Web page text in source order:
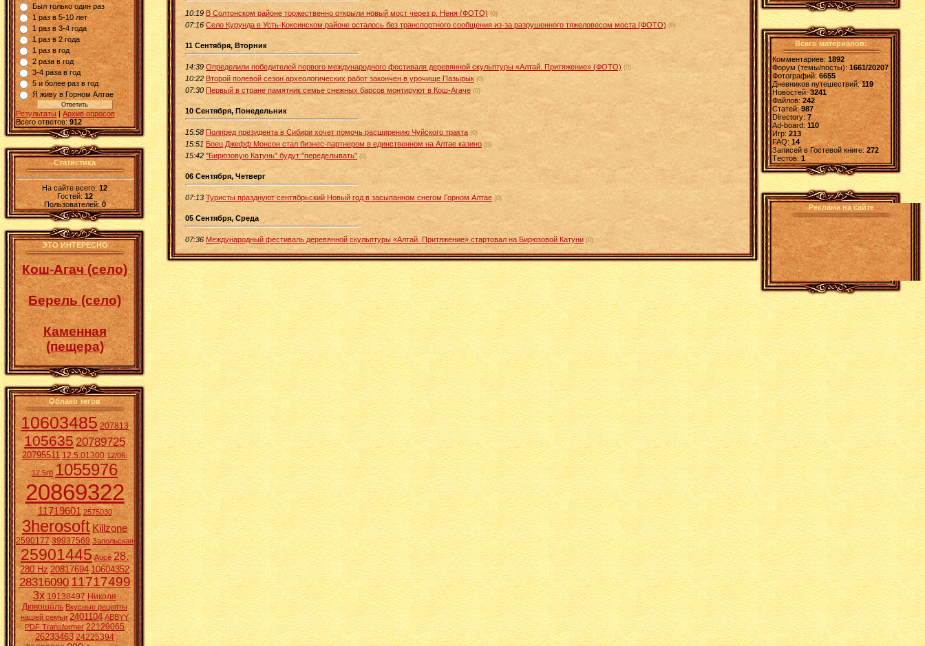
Был только один раз
1 раз в 5-10 лет
1 раз в 3-4 года
1 раз в 2 года
1 раз в год
2 раза в год
3-4 раза в год
5 и более раз в год
Я живу в Горном Алтае
Результаты |Архив опросов
Всего ответов: 912
Статистика
На сайте всего:12
Гостей: 12
Пользователей: 0
ЭТО ИНТЕРЕСНО
Кош-Агач (село)
Берель (село)
Каменная
(пещера)
Облако тегов
10603485 207813
10563520789725
20795511 12.5.01300 12/06.
12.5гб 1055976
20869322
11719601 2575030
3herosoft Killzone
2590177 39937569 Запольская
25901445 Aucē 28.
280 Hz 20817694 10604352
2831609011717499
3x 19138497 Николя
Дювошель Вкусные рецепты
нашей семьи 2401104 ABBYY
PDF Transformer 22129065
26233463 24225394
10:19 В Солтонском районе торжественно открыли новый мост через р. Неня (ФОТО) (0)
07:16 Село Курунда в Усть-Коксинском районе осталось без транспортного сообщения из-за разрушенного тяжеловесом моста (ФОТО) (0)
11 Сентября, Вторник
14:39 Определили победителей первого международного фестиваля деревянной скульптуры «Алтай. Притяжение» (ФОТО) (0)
10:22 Второй полевой сезон археологических работ закончен в урочище Пазырык (0)
07:30 Первый в стране памятник семье снежных барсов монтируют в Кош-Агаче (0)
10 Сентября, Понедельник
15:58 Полпред президента в Сибири хочет помочь расширению Чуйского тракта (0)
15:51 Боец Джефф Монсон стал бизнес-партнером в единственном на Алтае казино (0)
15:42 "Бирюзовую Катунь" будут "переделывать" (0)
06 Сентября, Четверг
07:13 Туристы празднуют сентябрьский Новый год в засыпанном снегом Горном Алтае (0)
05 Сентября, Среда
07:36 Международный фестиваль деревянной скульптуры «Алтай. Притяжение» стартовал на Бирюзовой Катуни (0)
Всего материалов:
Комментариев: 1892
Форум (темы/посты):1661/20207
Фотографий:6655
Дневников путешествий:119
Новостей:3241
Файлов: 242
Статей:987
Directory: 7
Ad-board:110
Игр: 213
FAQ:14
Записей в Гостевой книге:272
Tестов: 1
Реклама на сайте